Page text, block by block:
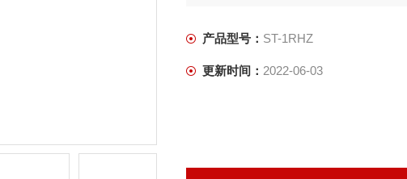
产品型号： ST-1RHZ
更新时间： 2022-06-03